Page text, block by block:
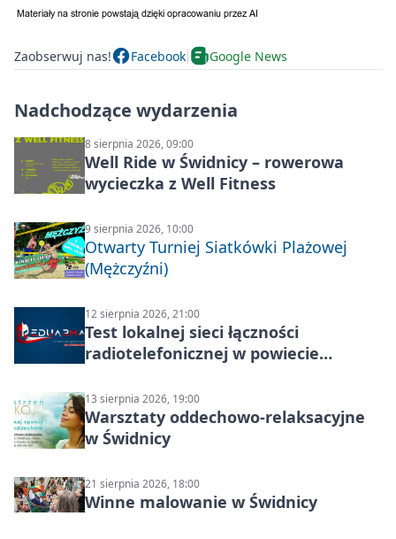
Zaobserwuj nas! Facebook Google News
Nadchodzące wydarzenia
8 sierpnia 2026, 09:00
Well Ride w Świdnicy – rowerowa
wycieczka z Well Fitness
9 sierpnia 2026, 10:00
Otwarty Turniej Siatkówki Plażowej
(Mężczyźni)
12 sierpnia 2026, 21:00
Test lokalnej sieci łączności
radiotelefonicznej w powiecie
13 sierpnia 2026, 19:00
Warsztaty oddechowo-relaksacyjne
w Świdnicy
21 sierpnia 2026, 18:00
Winne malowanie w Świdnicy